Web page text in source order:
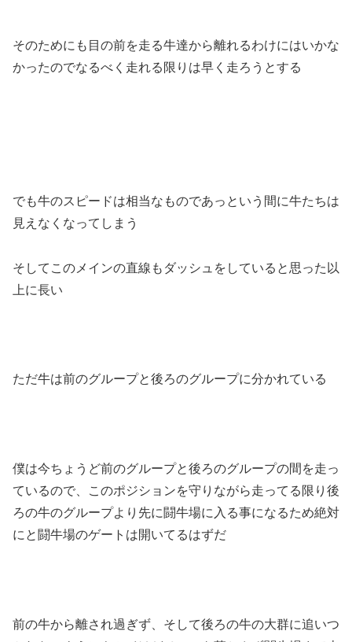
そのためにも目の前を走る牛達から離れるわけにはいかな
かったのでなるべく走れる限りは早く走ろうとする
でも牛のスピードは相当なものであっという間に牛たちは
見えなくなってしまう
そしてこのメインの直線もダッシュをしていると思った以
上に長い
ただ牛は前のグループと後ろのグループに分かれている
僕は今ちょうど前のグループと後ろのグループの間を走っ
ているので、このポジションを守りながら走ってる限り後
ろの牛のグループより先に闘牛場に入る事になるため絶対
にと闘牛場のゲートは開いてるはずだ
前の牛から離され過ぎず、そして後ろの牛の大群に追いつ